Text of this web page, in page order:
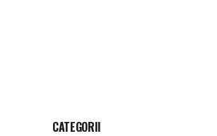
CATEGORII